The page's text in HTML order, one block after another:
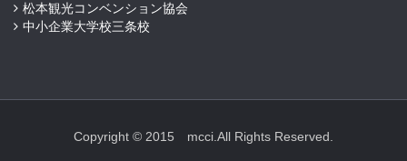
松本観光コンベンション協会
中小企業大学校三条校
Copyright © 2015 mcci.All Rights Reserved.